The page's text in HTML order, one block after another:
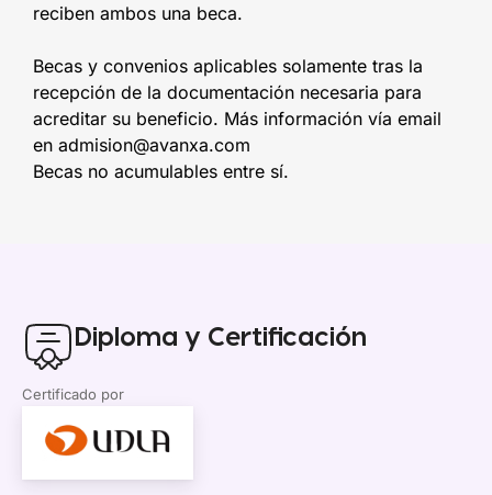
reciben ambos una beca.
Becas y convenios aplicables solamente tras la
recepción de la documentación necesaria para
acreditar su beneficio. Más información vía email
en admision@avanxa.com
Becas no acumulables entre sí.
Diploma y Certificación
Certificado por